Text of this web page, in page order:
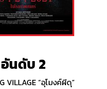
อันดับ 2
VILLAGE “อุโมงค์ผีดุ”